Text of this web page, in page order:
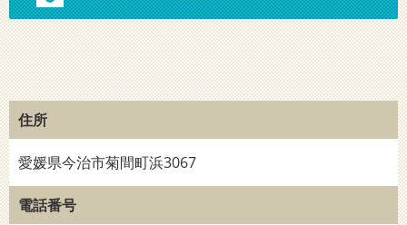
住所
愛媛県今治市菊間町浜3067
電話番号